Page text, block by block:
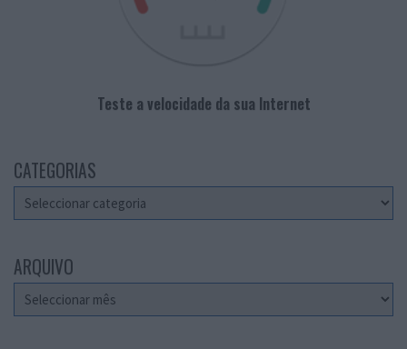
Teste a velocidade da sua Internet
CATEGORIAS
Categorias
ARQUIVO
Arquivo